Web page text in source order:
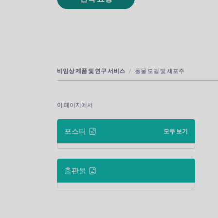
비임상 제품 및 연구 서비스 동물 모델 및 세포주
이 페이지에서
포스터 모두 보기
출판물